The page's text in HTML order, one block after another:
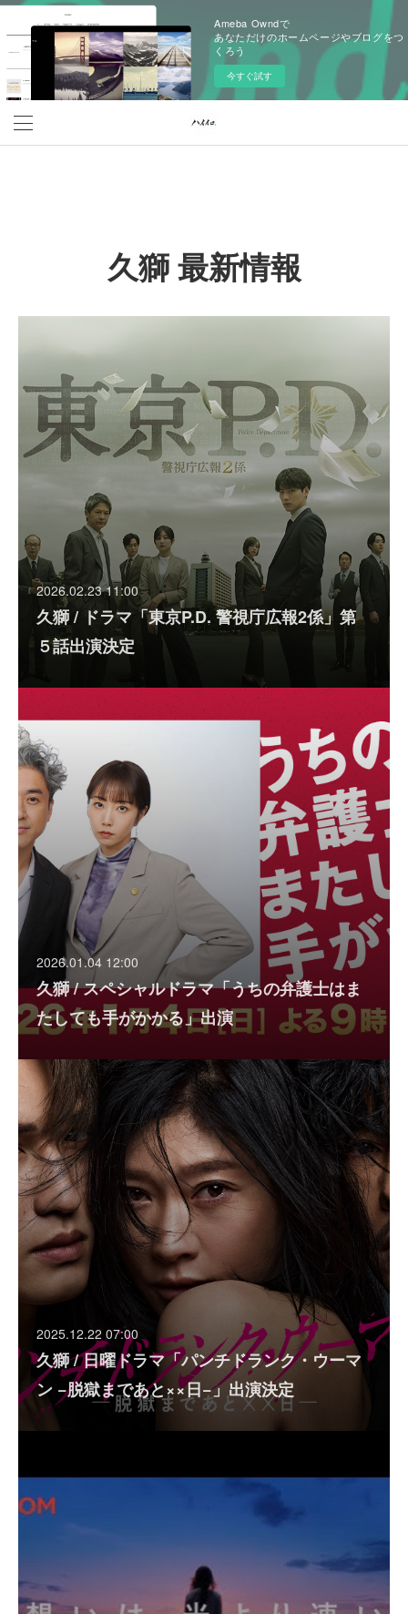
Ameba Owndで
あなただけのホームページやブログをつ
くろう
今すぐ試す
久獅 最新情報
2026.02.23 11:00
久獅 / ドラマ「東京P.D. 警視庁広報2係」第
５話出演決定
2026.01.04 12:00
久獅 / スペシャルドラマ「うちの弁護士はま
たしても手がかかる」出演
2025.12.22 07:00
久獅 / 日曜ドラマ「パンチドランク・ウーマ
ン −脱獄まであと××日−」出演決定